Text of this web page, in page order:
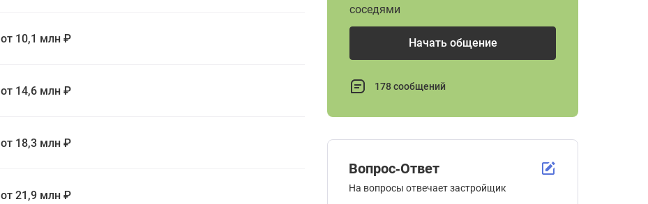
соседями
Начать общение
178 сообщений
Вопрос-Ответ
На вопросы отвечает застройщик
от 10,1 млн ₽
от 14,6 млн ₽
от 18,3 млн ₽
от 21,9 млн ₽